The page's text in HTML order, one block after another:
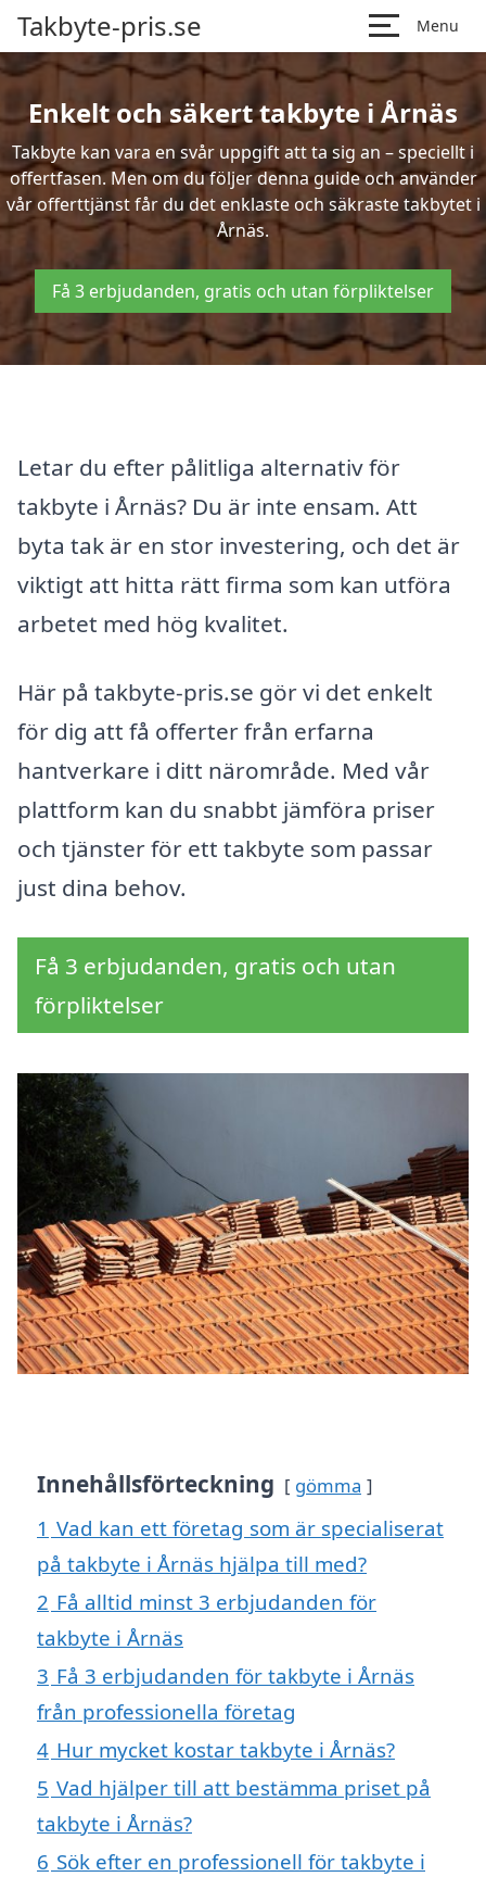
Takbyte-pris.se Menu
Enkelt och säkert takbyte i Årnäs
Takbyte kan vara en svår uppgift att ta sig an – speciellt i
offertfasen. Men om du följer denna guide och använder
vår offerttjänst får du det enklaste och säkraste takbytet i
Årnäs.
Få 3 erbjudanden, gratis och utan förpliktelser
Letar du efter pålitliga alternativ för
takbyte i Årnäs? Du är inte ensam. Att
byta tak är en stor investering, och det är
viktigt att hitta rätt firma som kan utföra
arbetet med hög kvalitet.
Här på takbyte-pris.se gör vi det enkelt
för dig att få offerter från erfarna
hantverkare i ditt närområde. Med vår
plattform kan du snabbt jämföra priser
och tjänster för ett takbyte som passar
just dina behov.
Få 3 erbjudanden, gratis och utan
förpliktelser
Innehållsförteckning gömma
1 Vad kan ett företag som är specialiserat
på takbyte i Årnäs hjälpa till med?
2 Få alltid minst 3 erbjudanden för
takbyte i Årnäs
3 Få 3 erbjudanden för takbyte i Årnäs
från professionella företag
4 Hur mycket kostar takbyte i Årnäs?
5 Vad hjälper till att bestämma priset på
takbyte i Årnäs?
6 Sök efter en professionell för takbyte i